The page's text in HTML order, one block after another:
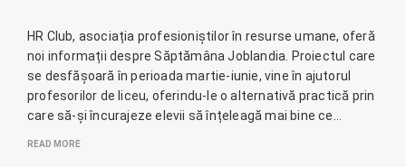
HR Club, asociația profesioniștilor în resurse umane, oferă
noi informații despre Săptămâna Joblandia. Proiectul care
se desfășoară în perioada martie-iunie, vine în ajutorul
profesorilor de liceu, oferindu-le o alternativă practică prin
care să-și încurajeze elevii să înțeleagă mai bine ce…
READ MORE